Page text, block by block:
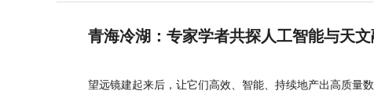
青海冷湖：专家学者共探人工智能与天
望远镜建起来后，让它们高效、智能、持续地产出高质量